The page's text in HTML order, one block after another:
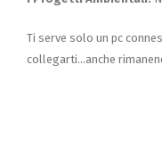
Ti serve solo un pc
collegarti…anche